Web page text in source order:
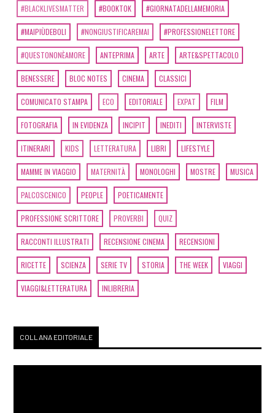
#BLACKLIVESMATTER #BOOKTOK #GIORNATADELLAMEMORIA
#MAIPIÙDEBOLI #NONGIUSTIFICAREMAI #PROFESSIONELETTORE
#QUESTONONÈAMORE ANTEPRIMA ARTE ARTE&SPETTACOLO
BENESSERE BLOC NOTES CINEMA CLASSICI
COMUNICATO STAMPA ECO EDITORIALE EXPAT FILM
FOTOGRAFIA IN EVIDENZA INCIPIT INEDITI INTERVISTE
ITINERARI KIDS LETTERATURA LIBRI LIFESTYLE
MAMME IN VIAGGIO MATERNITÀ MONOLOGHI MOSTRE MUSICA
PALCOSCENICO PEOPLE POETICAMENTE
PROFESSIONE SCRITTORE PROVERBI QUIZ
RACCONTI ILLUSTRATI RECENSIONE CINEMA RECENSIONI
RICETTE SCIENZA SERIE TV STORIA THE WEEK VIAGGI
VIAGGI&LETTERATURA INLIBRERIA
COLLANA EDITORIALE